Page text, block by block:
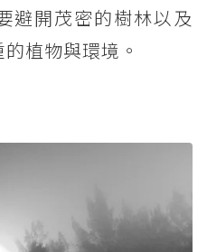
避開茂密的樹林以及
植物與環境。